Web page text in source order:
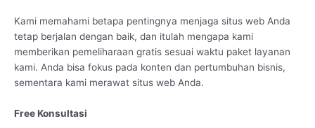
Kami memahami betapa pentingnya menjaga situs web Anda
tetap berjalan dengan baik, dan itulah mengapa kami
memberikan pemeliharaan gratis sesuai waktu paket layanan
kami. Anda bisa fokus pada konten dan pertumbuhan bisnis,
sementara kami merawat situs web Anda.
Free Konsultasi